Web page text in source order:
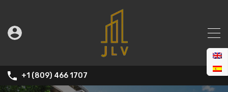
+1 (809) 466 1707